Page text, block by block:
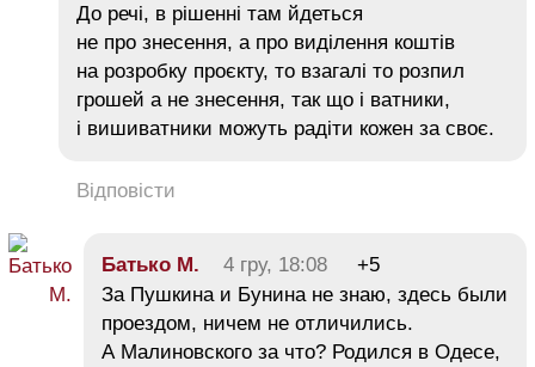
До речі, в рішенні там йдеться
не про знесення, а про виділення коштів
на розробку проєкту, то взагалі то розпил
грошей а не знесення, так що і ватники,
і вишиватники можуть радіти кожен за своє.
Відповісти
Батько М. 4 гру, 18:08
+5
За Пушкина и Бунина не знаю, здесь были
проездом, ничем не отличились.
А Малиновского за что? Родился в Одесе,